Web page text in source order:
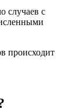
случаев с
происходит